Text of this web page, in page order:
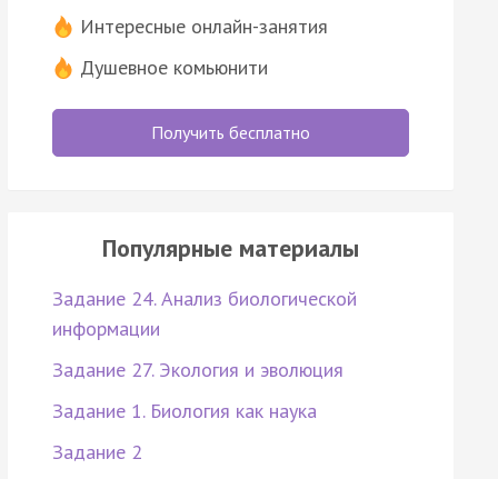
Интересные онлайн-занятия
Душевное комьюнити
Получить бесплатно
Популярные материалы
Задание 24. Анализ биологической
информации
Задание 27. Экология и эволюция
Задание 1. Биология как наука
Задание 2